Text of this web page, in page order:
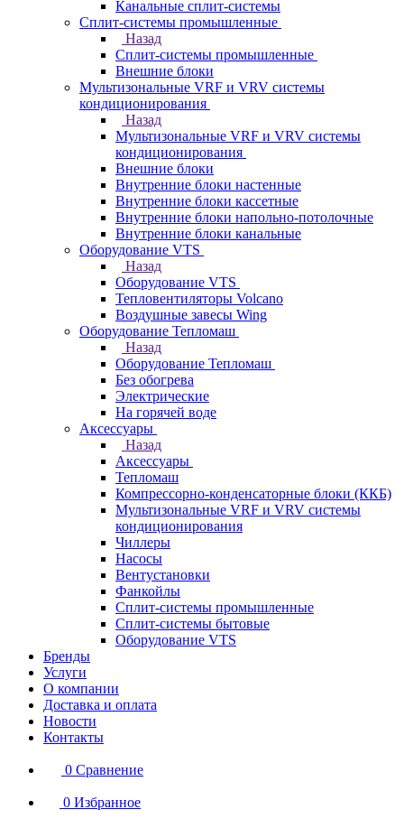
Канальные сплит-системы
Сплит-системы промышленные
Назад
Сплит-системы промышленные
Внешние блоки
Мультизональные VRF и VRV системы
кондиционирования
Назад
Мультизональные VRF и VRV системы
кондиционирования
Внешние блоки
Внутренние блоки настенные
Внутренние блоки кассетные
Внутренние блоки напольно-потолочные
Внутренние блоки канальные
Оборудование VTS
Назад
Оборудование VTS
Тепловентиляторы Volcano
Воздушные завесы Wing
Оборудование Тепломаш
Назад
Оборудование Тепломаш
Без обогрева
Электрические
На горячей воде
Аксессуары
Назад
Аксессуары
Тепломаш
Компрессорно-конденсаторные блоки (ККБ)
Мультизональные VRF и VRV системы
кондиционирования
Чиллеры
Насосы
Вентустановки
Фанкойлы
Сплит-системы промышленные
Сплит-системы бытовые
Оборудование VTS
Бренды
Услуги
О компании
Доставка и оплата
Новости
Контакты
0 Сравнение
0 Избранное